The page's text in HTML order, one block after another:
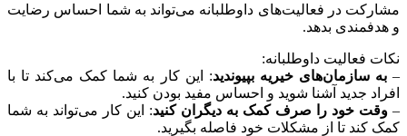
مشارکت در فعالیت‌های داوطلبانه می‌تواند به شما احساس رضایت
و هدفمندی بدهد.
نکات فعالیت داوطلبانه:
–به سازمان‌های خیریه بپیوندید: این کار به شما کمک می‌کند تا با
افراد جدید آشنا شوید و احساس مفید بودن کنید.
– وقت خود را صرف کمک به دیگران کنید: این کار می‌تواند به شما
کمک کند تا از مشکلات خود فاصله بگیرید.